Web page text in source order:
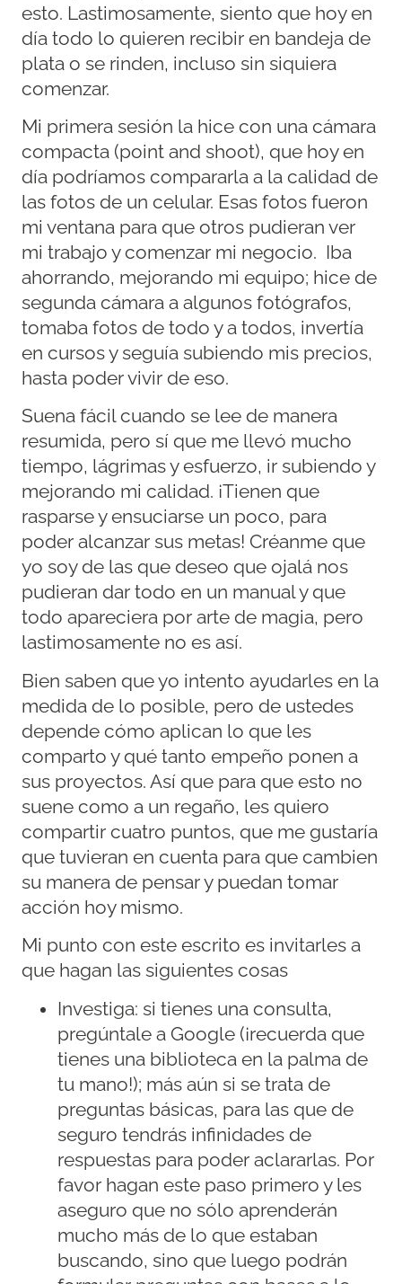
esto. Lastimosamente, siento que hoy en
día todo lo quieren recibir en bandeja de
plata o se rinden, incluso sin siquiera
comenzar.
Mi primera sesión la hice con una cámara
compacta (point and shoot), que hoy en
día podríamos compararla a la calidad de
las fotos de un celular. Esas fotos fueron
mi ventana para que otros pudieran ver
mi trabajo y comenzar mi negocio. Iba
ahorrando, mejorando mi equipo; hice de
segunda cámara a algunos fotógrafos,
tomaba fotos de todo y a todos, invertía
en cursos y seguía subiendo mis precios,
hasta poder vivir de eso.
Suena fácil cuando se lee de manera
resumida, pero sí que me llevó mucho
tiempo, lágrimas y esfuerzo, ir subiendo y
mejorando mi calidad. ¡Tienen que
rasparse y ensuciarse un poco, para
poder alcanzar sus metas! Créanme que
yo soy de las que deseo que ojalá nos
pudieran dar todo en un manual y que
todo apareciera por arte de magia, pero
lastimosamente no es así.
Bien saben que yo intento ayudarles en la
medida de lo posible, pero de ustedes
depende cómo aplican lo que les
comparto y qué tanto empeño ponen a
sus proyectos. Así que para que esto no
suene como a un regaño, les quiero
compartir cuatro puntos, que me gustaría
que tuvieran en cuenta para que cambien
su manera de pensar y puedan tomar
acción hoy mismo.
Mi punto con este escrito es invitarles a
que hagan las siguientes cosas
Investiga: si tienes una consulta,
pregúntale a Google (¡recuerda que
tienes una biblioteca en la palma de
tu mano!); más aún si se trata de
preguntas básicas, para las que de
seguro tendrás infinidades de
respuestas para poder aclararlas. Por
favor hagan este paso primero y les
aseguro que no sólo aprenderán
mucho más de lo que estaban
buscando, sino que luego podrán